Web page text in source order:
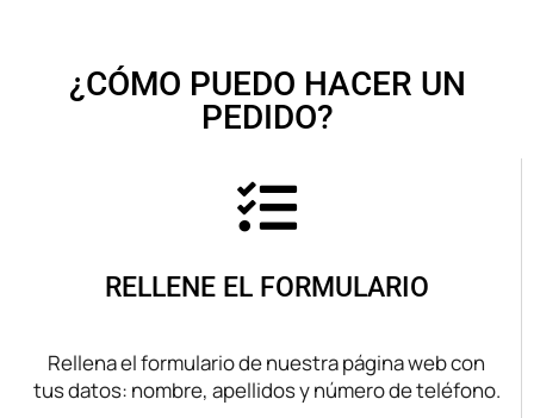
¿CÓMO PUEDO HACER UN
PEDIDO?
RELLENE EL FORMULARIO
Rellena el formulario de nuestra página web con
tus datos: nombre, apellidos y número de teléfono.